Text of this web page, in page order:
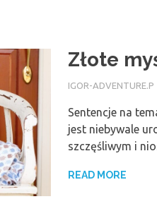
Złote
19 PAŹDZIERNIKA
IGOR-ADVENTURE.P
Sentencje na
jest niebywale
szczęśliwym i
READ MORE